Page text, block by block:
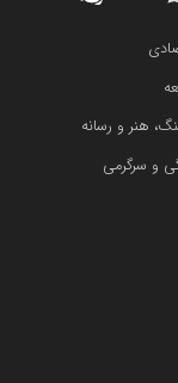
هنر و رسانه
و سرگرمی